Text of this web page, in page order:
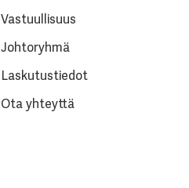
Vastuullisuus
Johtoryhmä
Laskutustiedot
Ota yhteyttä